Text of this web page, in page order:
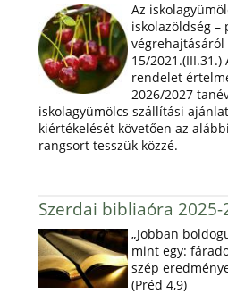
Az
iskolazöldség –
végrehajtásáról
15/2021.(III.31.)
rendelet
2026/2027
iskolagyümölcs szállítási
kiértékelését követően az
rangsort tesszük közzé.
Szerdai bibliaóra 2025-
„Jobban
mint egy:
szép
(Préd 4,9)